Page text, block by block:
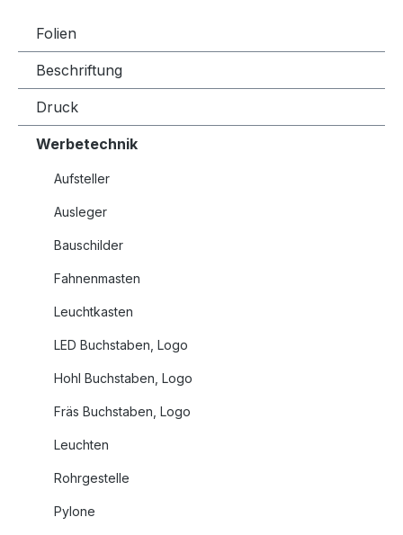
Folien
Beschriftung
Druck
Werbetechnik
Aufsteller
Ausleger
Bauschilder
Fahnenmasten
Leuchtkasten
LED Buchstaben, Logo
Hohl Buchstaben, Logo
Fräs Buchstaben, Logo
Leuchten
Rohrgestelle
Pylone